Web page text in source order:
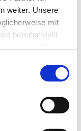
weiter. Unsere
mit
bereitgestellt